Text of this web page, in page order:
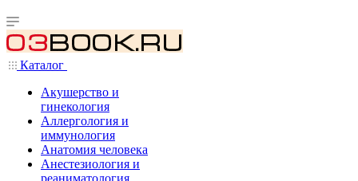
Каталог
Акушерство и
гинекология
Аллергология и
иммунология
Анатомия человека
Анестезиология и
реаниматология